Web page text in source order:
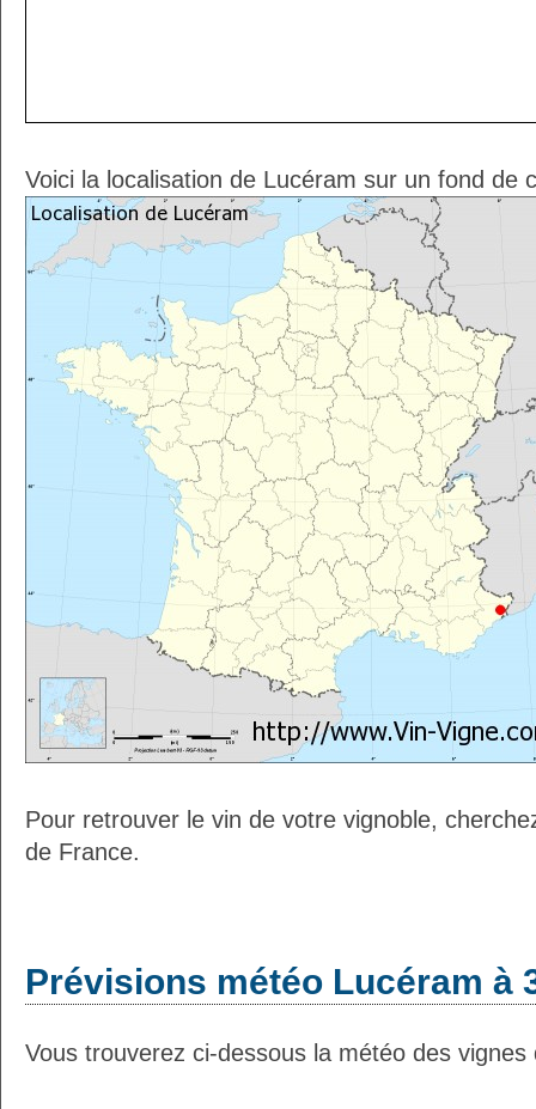
Voici la localisation de Lucéram sur un fond de
Pour retrouver le vin de votre vignoble,
de France.
Prévisions météo Lucéram à
Vous trouverez ci-dessous la météo des